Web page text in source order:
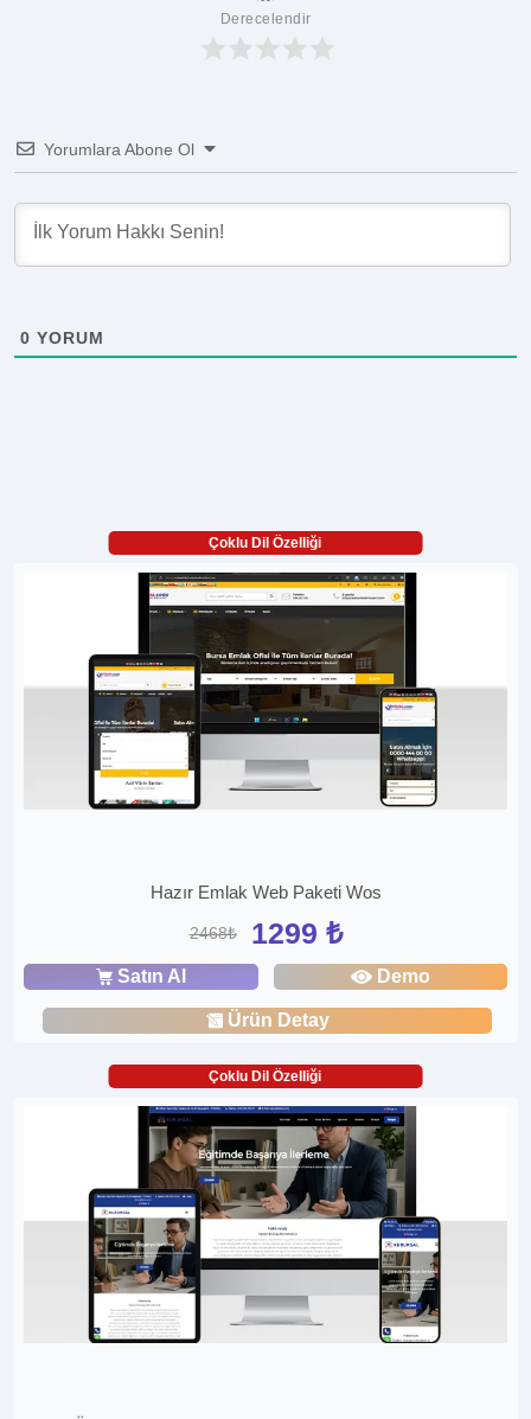
Derecelendir
Yorumlara Abone Ol
0 YORUM
Çoklu Dil Özelliği
Hazır Emlak Web Paketi Wos
2468₺ 1299 ₺
Satın Al Demo
Ürün Detay
Çoklu Dil Özelliği